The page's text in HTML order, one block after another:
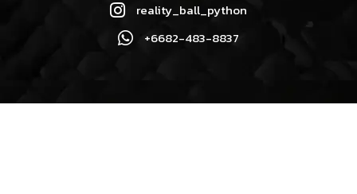
reality_ball_python
+6682-483-8837